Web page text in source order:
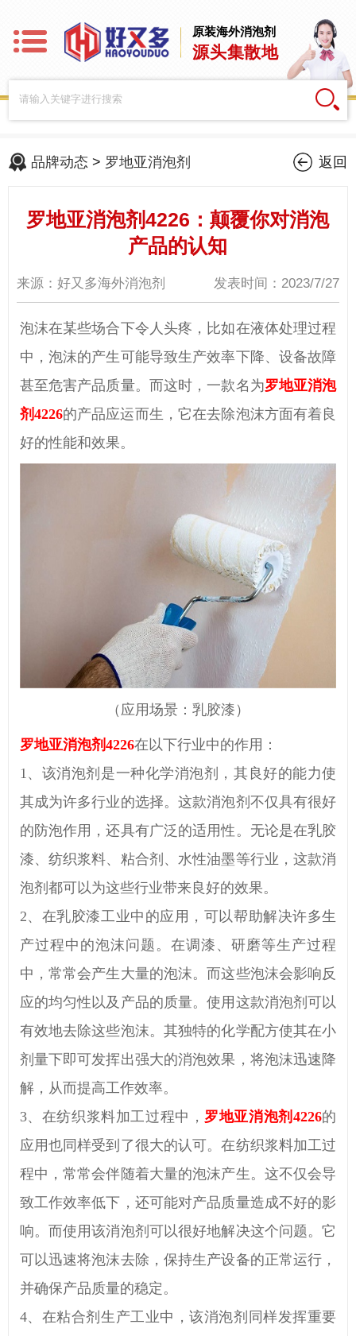
原装海外消泡剂
源头集散地
品牌动态 > 罗地亚消泡剂 返回
罗地亚消泡剂4226：颠覆你对消泡
产品的认知
来源：好又多海外消泡剂 发表时间：2023/7/27
泡沫在某些场合下令人 头疼，比如在液体处理过程
中，泡沫的产生可能导致生产效率下降、设备故障
甚至危害产品质量。而这时，一款名为罗地亚消泡
剂4226的产品应运而生，它在去除泡沫方面有着良
好的性能和效果。
（应用场景：乳胶漆）
罗地亚消泡剂4226在以下行业中的作用：
1、 该消泡剂 是一种化学消泡剂，其 良好的能力使
其成为许多行业的选择。这款消泡剂不仅具有很好
的防泡作用，还具有广泛的适用性。无论是在乳胶
漆、纺织浆料、粘合剂、 水性油墨等行业 ，这款消
泡剂 都可以为这些行业带来良好的效果。
2、 在乳胶漆工业中的应用，可以帮助解决许多生
产过程中的泡沫问题。在调漆、研磨等生产过程
中，常常会产生大量的泡沫。而这些泡沫会影响反
应的均匀性以及产品的质量。使用 这款消泡剂可以
有效地去除这些泡沫。其独特的化学配方使其在小
剂量下即可发挥出强大的消泡效果，将泡沫迅速降
解，从而提高工作效率。
3、 在纺织浆料加工过程中， 罗地亚消泡剂 4226的
应用也同样受到了很大的认可。在纺织浆料加工过
程中，常常会伴随着大量的泡沫产生。这不仅会导
致工作效率低下，还可能对产品质量造成不好的影
响。而使用该消泡剂 可以很好地解决这个问题。它
可以迅速将泡沫去除 ，保持生产设备的正常运行，
并确保产品质量的稳定。
4、 在粘合剂生产工业中，该消泡剂 同样发挥重要